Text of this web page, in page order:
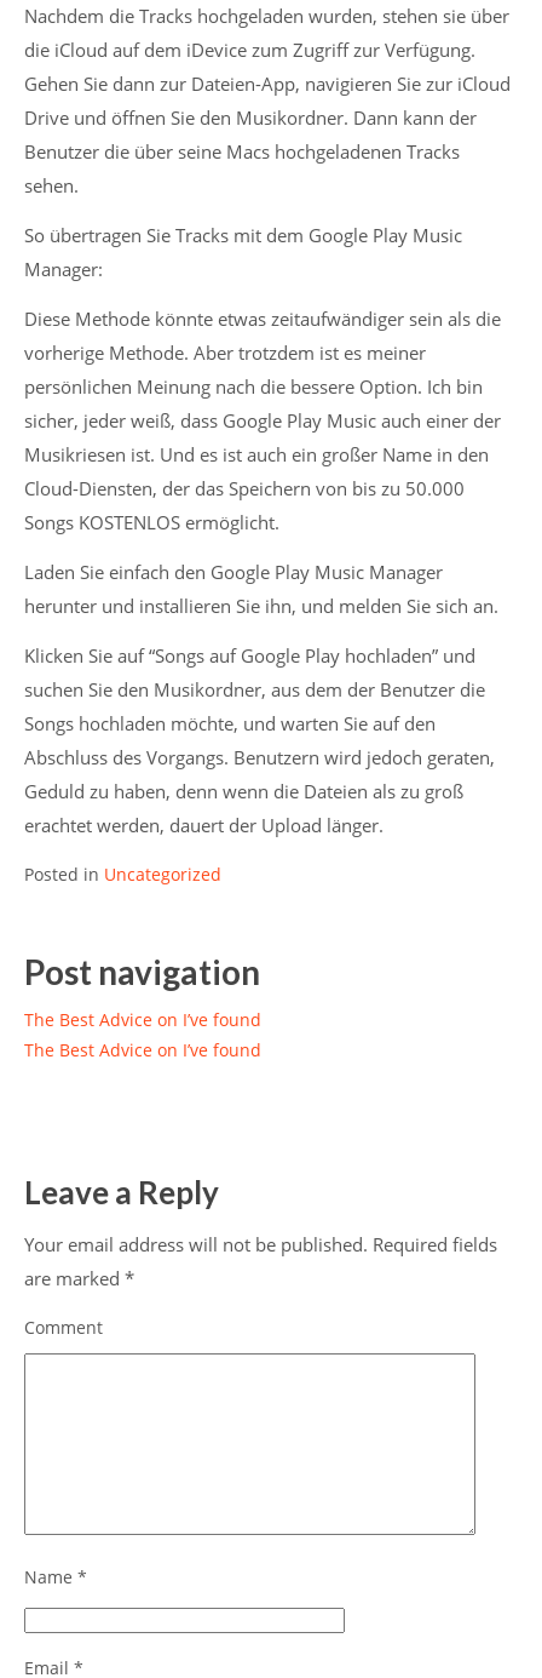
Nachdem die Tracks hochgeladen wurden, stehen sie über
die iCloud auf dem iDevice zum Zugriff zur Verfügung.
Gehen Sie dann zur Dateien-App, navigieren Sie zur iCloud
Drive und öffnen Sie den Musikordner. Dann kann der
Benutzer die über seine Macs hochgeladenen Tracks
sehen.
So übertragen Sie Tracks mit dem Google Play Music
Manager:
Diese Methode könnte etwas zeitaufwändiger sein als die
vorherige Methode. Aber trotzdem ist es meiner
persönlichen Meinung nach die bessere Option. Ich bin
sicher, jeder weiß, dass Google Play Music auch einer der
Musikriesen ist. Und es ist auch ein großer Name in den
Cloud-Diensten, der das Speichern von bis zu 50.000
Songs KOSTENLOS ermöglicht.
Laden Sie einfach den Google Play Music Manager
herunter und installieren Sie ihn, und melden Sie sich an.
Klicken Sie auf “Songs auf Google Play hochladen” und
suchen Sie den Musikordner, aus dem der Benutzer die
Songs hochladen möchte, und warten Sie auf den
Abschluss des Vorgangs. Benutzern wird jedoch geraten,
Geduld zu haben, denn wenn die Dateien als zu groß
erachtet werden, dauert der Upload länger.
Posted in Uncategorized
Post navigation
The Best Advice on I’ve found
The Best Advice on I’ve found
Leave a Reply
Your email address will not be published. Required fields
are marked *
Comment
Name *
Email *